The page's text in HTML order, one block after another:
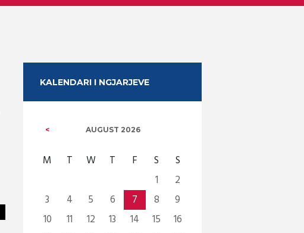
KALENDARI I NGJARJEVE
AUGUST 2026
M T W T F S
S
1
2
3
4 5 6 7 8
9
10
11 12 13 14 15
16